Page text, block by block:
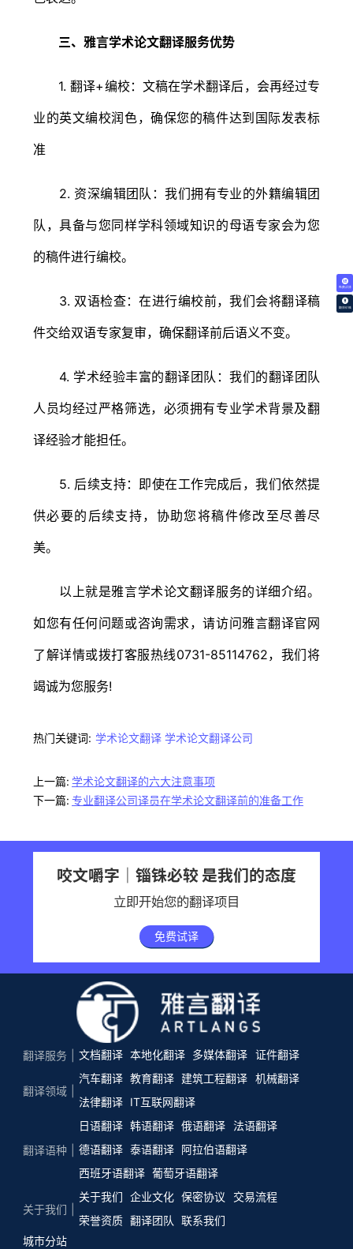
免费试译
翻译价格
三、雅言学术论文翻译服务优势
1. 翻译+编校：文稿在学术翻译后，会再经过专
业的英文编校润色，确保您的稿件达到国际发表标
准
2. 资深编辑团队：我们拥有专业的外籍编辑团
队，具备与您同样学科领域知识的母语专家会为您
的稿件进行编校。
3. 双语检查：在进行编校前，我们会将翻译稿
件交给双语专家复审，确保翻译前后语义不变。
4. 学术经验丰富的翻译团队：我们的翻译团队
人员均经过严格筛选，必须拥有专业学术背景及翻
译经验才能担任。
5. 后续支持：即使在工作完成后，我们依然提
供必要的后续支持，协助您将稿件修改至尽善尽
美。
以上就是雅言学术论文翻译服务的详细介绍。
如您有任何问题或咨询需求，请访问雅言翻译官网
了解详情或拨打客服热线0731-85114762，我们将
竭诚为您服务!
热门关键词: 学术论文翻译 学术论文翻译公司
上一篇: 学术论文翻译的六大注意事项
下一篇: 专业翻译公司译员在学术论文翻译前的准备工作
咬文嚼字｜锱铢必较 是我们的态度
立即开始您的翻译项目
免费试译
翻译服务 文档翻译 本地化翻译 多媒体翻译 证件翻译
翻译领域
汽车翻译 教育翻译 建筑工程翻译 机械翻译
法律翻译
IT互联网翻译
翻译语种
日语翻译 韩语翻译 俄语翻译
法语翻译
德语翻译 泰语翻译 阿拉伯语翻译
西班牙语翻译 葡萄牙语翻译
关于我们
关于我们 企业文化 保密协议
交易流程
荣誉资质 翻译团队
联系我们
城市分站